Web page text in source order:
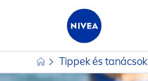
Tippek és tanácsok